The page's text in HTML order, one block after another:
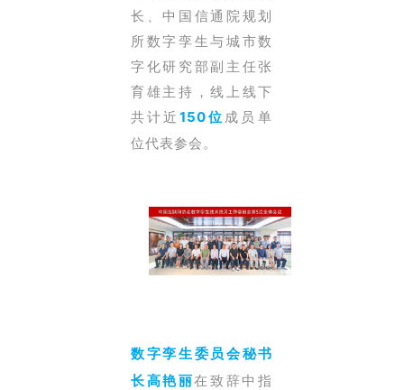
长、中国信通院规划
所数字孪生与城市数
字化研究部副主任张
育雄主持，线上线下
共计近150位 成 员单
位代表参会。
数字孪生委员会秘书
长高艳丽在致辞中指